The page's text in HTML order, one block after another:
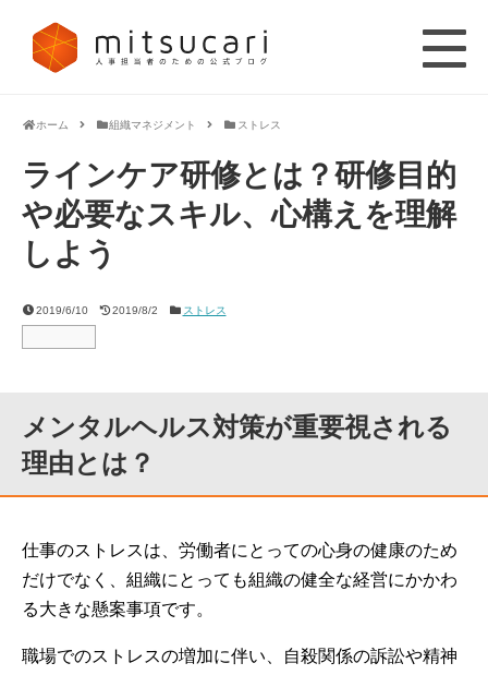
ホーム 組織マネジメント ストレス
ラインケア研修とは？研修目的
や必要なスキル、心構えを理解
しよう
2019/6/10 2019/8/2 ストレス
メンタルヘルス対策が重要視される
理由とは？
仕事のストレスは、労働者にとっての心身の健康のため
だけでなく、組織にとっても組織の健全な経営にかかわ
る大きな懸案事項です。
職場でのストレスの増加に伴い、自殺関係の訴訟や精神